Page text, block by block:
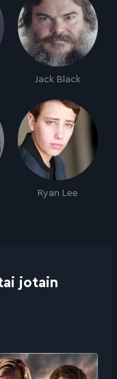
Jack Black
Ryan Lee
jotain